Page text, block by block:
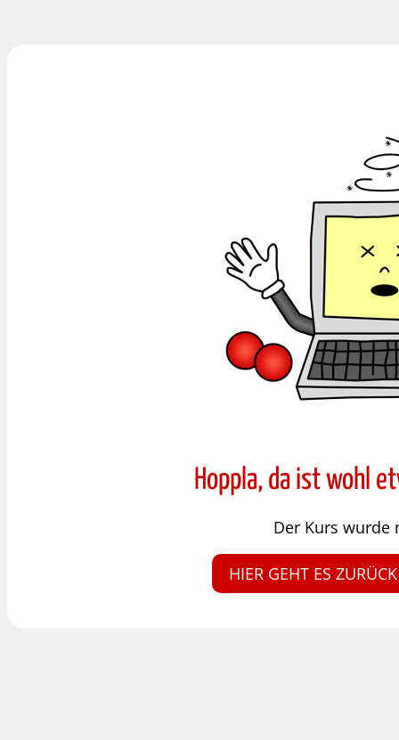
Hoppla, da ist wohl
Der Kurs wurde
HIER GEHT ES